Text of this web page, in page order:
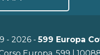
- 2026 -599 Europa
Europa, 599 |